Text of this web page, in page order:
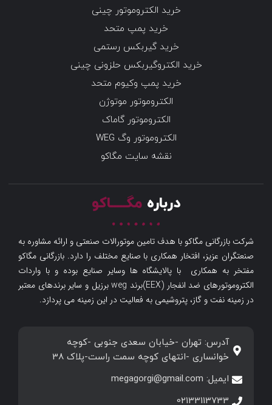
خرید الکتروموتور چینی
خرید پمپ متحد
خرید گیربکس رستمی
خرید الکتروگیربکس حلزونی چینی
خرید پمپ وکیوم متحد
الکتروموتور موتوژن
الکتروموتور گاماک
الکتروموتور وگ WEG
نقشه سایت مگاکو
درباره مگـــــاکو
شرکت بازرگانی مگاکو با هدف تامین موتورالات صنعتی و ارائه مشاوره به
صنعتگران عزیز، افتخار همکاری با صنایع مختلف را دارد. بازرگانی مگاکو
مفتخر به همکاری با پالایشگاه ها وسایر صنایع بوده و با واردات
الکتروموتورهای ضد انفجار (EEX)برند weg برزیل و سایر برندهای معتبر
در زمینه نفت و گاز، پتروشیمی به فعالیت در این زمینه می پردازد.
آدرس: تهران -خیابان سعدی جنوبی -کوچه
خوانساری -انتهای کوچه سمت راست-پلاک 38
ایمیل: megagorgi@gmail.com
02133113733